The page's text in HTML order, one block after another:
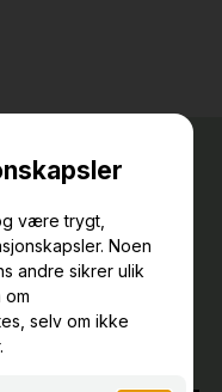
2025
vi
tillsammans